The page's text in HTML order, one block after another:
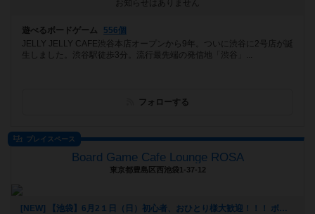
お知らせはありません
遊べるボードゲーム
556個
JELLY JELLY CAFE渋谷本店オープンから9年。ついに渋谷に2号店が誕
生しました。渋谷駅徒歩3分。流行最先端の発信地「渋谷」...
フォローする
プレイスペース
Board Game Cafe Lounge ROSA
東京都豊島区西池袋1-37-12
[NEW] 【池袋】6月2１日（日）初心者、おひとり様大歓迎！！！ ボードゲーム軽量級～中量級 自粛おつかれリフレッシュ相席ナイト (対策バッチリ！！) （2020年06月01日 13時52分）